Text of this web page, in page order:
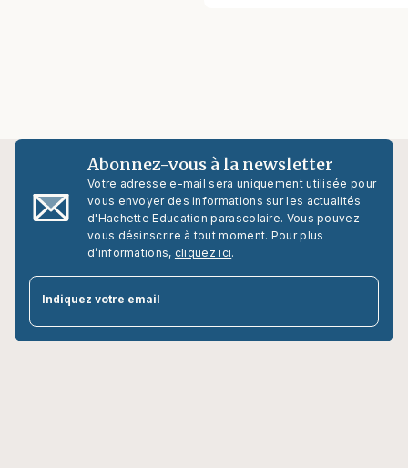
Abonnez-vous à la newsletter
Votre adresse e-mail sera uniquement utilisée pour
vous envoyer des informations sur les actualités
d'Hachette Education parascolaire. Vous pouvez
vous désinscrire à tout moment. Pour plus
d’informations, cliquez ici.
Indiquez votre email